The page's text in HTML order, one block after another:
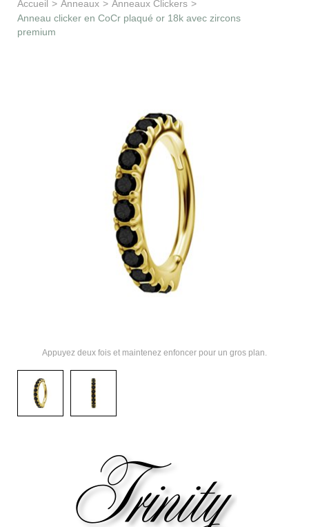
Besoin d’aide ?
Accueil > Anneaux > Anneaux Clickers >
Anneau clicker en CoCr plaqué or 18k avec zircons
premium
Appuyez deux fois et maintenez enfoncer pour un gros plan.